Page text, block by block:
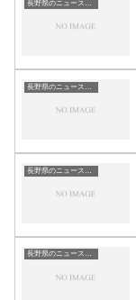
長野県のニュース一覧